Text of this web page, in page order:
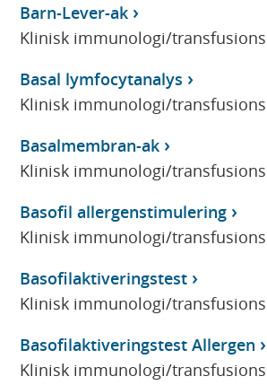
Barn-Lever-ak
Klinisk immunologi/
Basal lymfocytanalys
Klinisk immunologi/
Basalmembran-ak
Klinisk immunologi/
Basofil allergenstimulering
Klinisk immunologi/
Basofilaktiveringstest
Klinisk immunologi/
Basofilaktiveringstest Allergen
Klinisk immunologi/